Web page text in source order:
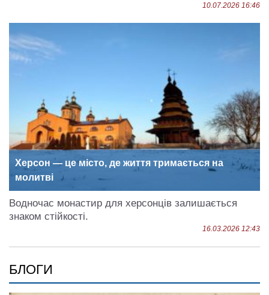
10.07.2026 16:46
Херсон — це місто, де життя тримається на
молитві
Водночас монастир для херсонців залишається
знаком стійкості.
16.03.2026 12:43
БЛОГИ